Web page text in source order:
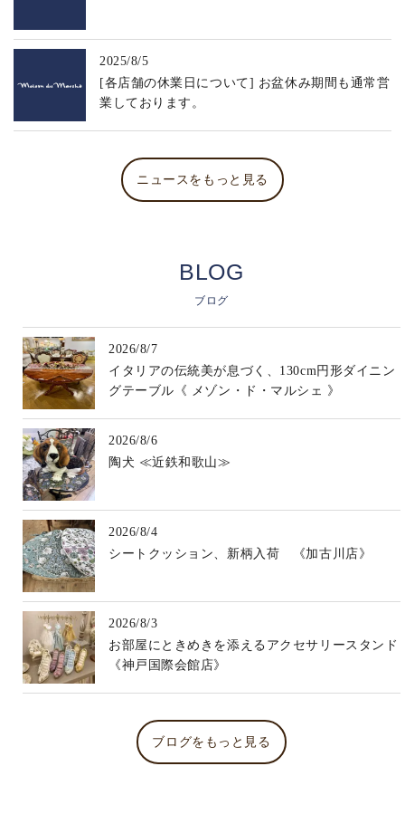
2025/8/5
[各店舗の休業日について] お盆休み期間も通常営
業しております。
ニュースをもっと見る
BLOG
ブログ
2026/8/7
イタリアの伝統美が息づく、130cm円形ダイニン
グテーブル《 メゾン・ド・マルシェ 》
2026/8/6
陶犬 ≪近鉄和歌山≫
2026/8/4
シートクッション、新柄入荷 《加古川店》
2026/8/3
お部屋にときめきを添えるアクセサリースタンド
《神戸国際会館店》
ブログをもっと見る